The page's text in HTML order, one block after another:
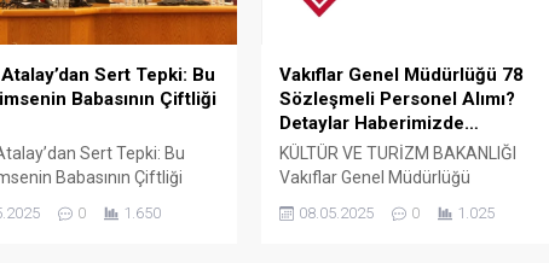
başvurarak “İşçiden amir olmaz”
Sert Tepki: Bu
Babasının Çiftliği
Sert Tepki: Bu
Babasının Çiftliği
(TÜRK-İŞ) Genel
0 1.650
Vakıflar Genel Müdürlüğü 78
Sözleşmeli Personel Alımı?
Detaylar Haberimizde…
KÜLTÜR VE TURİZM BAKANLIĞI
Vakıflar Genel Müdürlüğü
Genel Müdürlüğümüz Merkez ve
08.05.2025 0 1.025